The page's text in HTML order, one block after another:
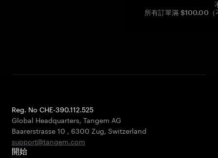
所有訂單滿 $100.00（
Reg. No CHE-390.112.525
Global Headquarters, Tangem AG
Baarerstrasse 10 , 6300 Zug, Switzerland
support@tangem.com
開始